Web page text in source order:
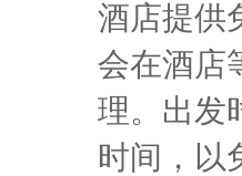
酒店提供
会在酒店
理。出发
时间，以